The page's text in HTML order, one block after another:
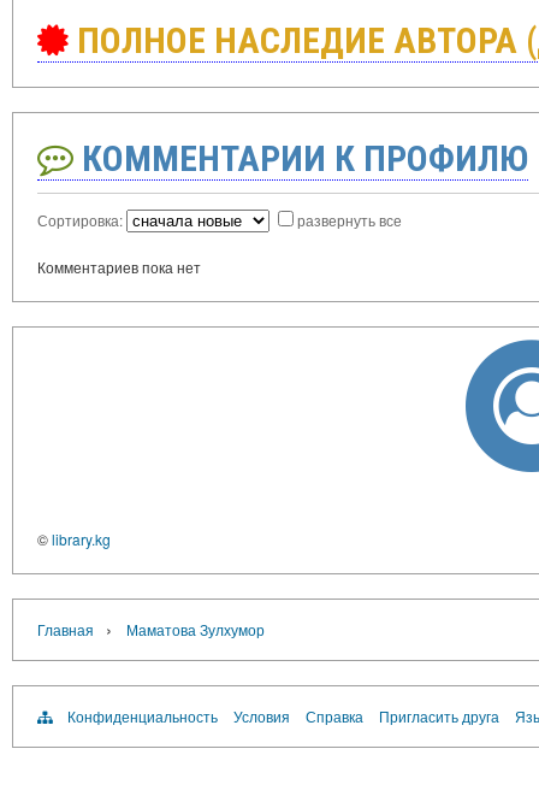
ПОЛНОЕ НАСЛЕДИЕ
КОММЕНТАРИИ К ПРОФИЛЮ
Сортировка: развернуть все
Комментариев пока нет
©library.kg
Главная › Маматова Зулхумор
Конфиденциальность Условия Справка Пригласить друга